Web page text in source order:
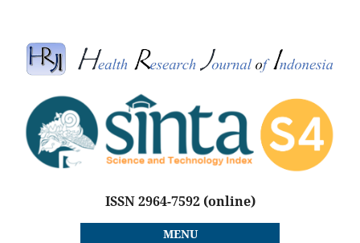
ISSN 2964-7592(online)
MENU